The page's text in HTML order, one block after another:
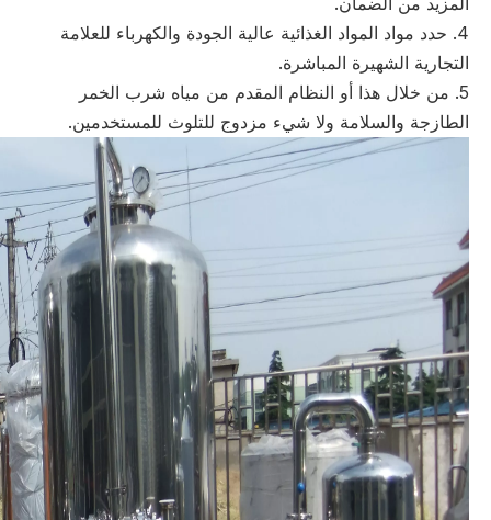
4. حدد مواد المواد الغذائية عالية الجودة والكهرباء للعلامة
التجارية الشهيرة المباشرة.
5. من خلال هذا أو النظام المقدم من مياه شرب الخمر
الطازجة والسلامة ولا شيء مزدوج للتلوث للمستخدمين.